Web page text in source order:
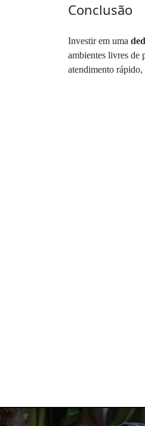
Conclusão
Investir em uma
ambientes livres de
atendimento